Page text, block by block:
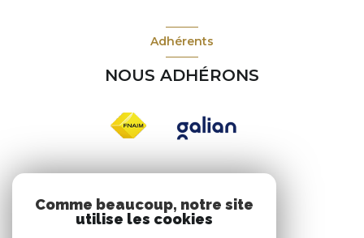
Adhérents
NOUS ADHÉRONS
NOUS SUIVRE
Comme beaucoup, notre site
utilise les cookies